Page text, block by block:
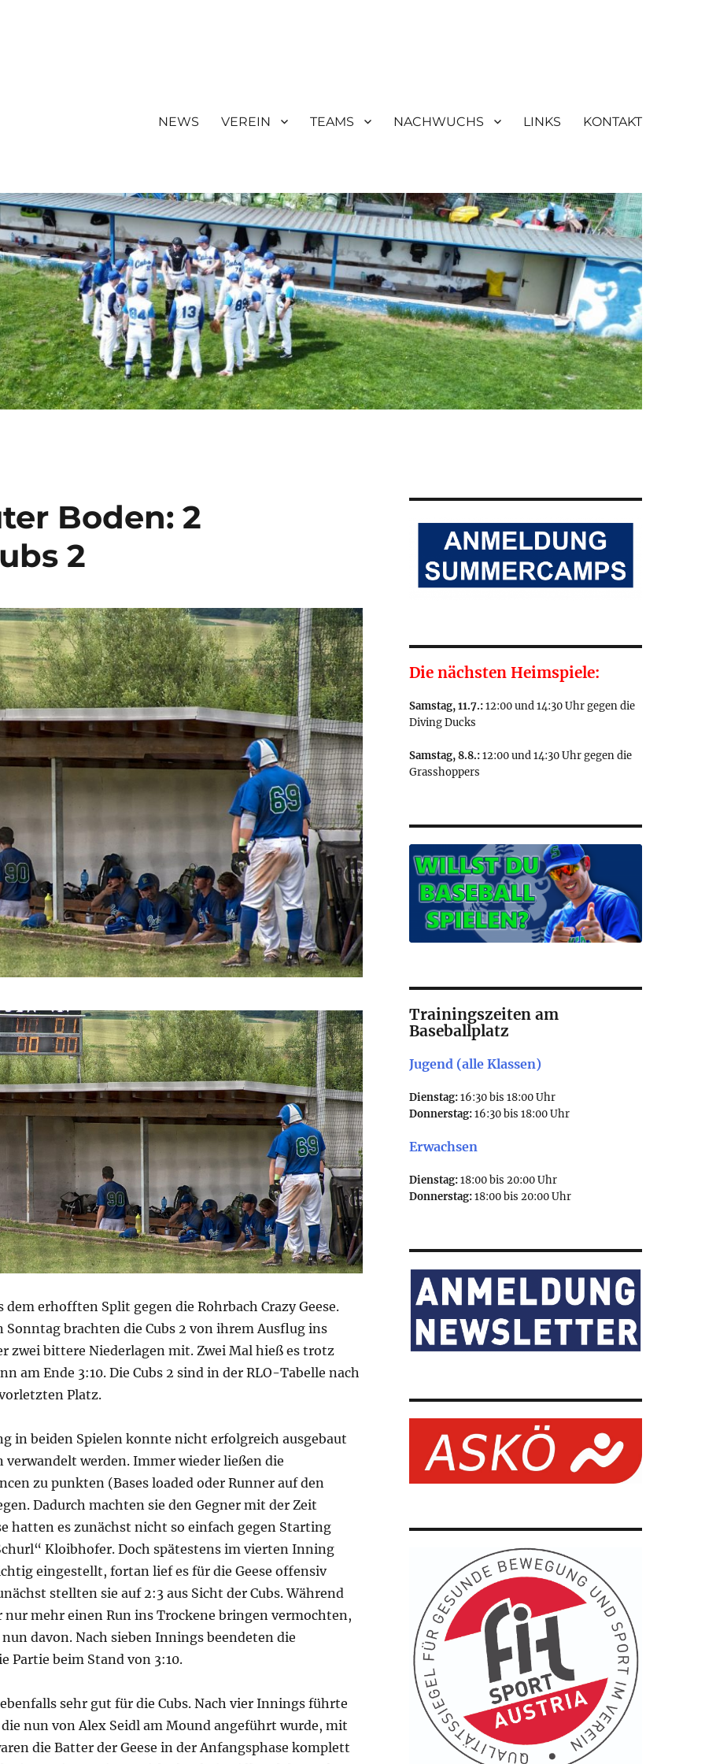
NEWS VEREIN TEAMS NACHWUCHS LINKS KONTAKT
Boden: 2
2
dem erhofften Split gegen die Rohrbach Crazy Geese.
Sonntag brachten die Cubs 2 von ihrem Ausflug ins
zwei bittere Niederlagen mit. Zwei Mal hieß es trotz
am Ende 3:10. Die Cubs 2 sind in der RLO-Tabelle nach
Platz.
in beiden Spielen konnte nicht erfolgreich ausgebaut
verwandelt werden. Immer wieder ließen die
zu punkten (Bases loaded oder Runner auf den
Dadurch machten sie den Gegner mit der Zeit
hatten es zunächst nicht so einfach gegen Starting
Kloibhofer. Doch spätestens im vierten Inning
eingestellt, fortan lief es für die Geese offensiv
stellten sie auf 2:3 aus Sicht der Cubs. Während
nur mehr einen Run ins Trockene bringen vermochten,
nun davon. Nach sieben Innings beendeten die
Partie beim Stand von 3:10.
sehr gut für die Cubs. Nach vier Innings führte
nun von Alex Seidl am Mound angeführt wurde, mit
die Batter der Geese in der Anfangsphase komplett
Die nächsten Heimspiele:
Samstag, 11.7.:12:00 und 14:30 Uhr gegen die
Diving Ducks
Samstag, 8.8.:12:00 und 14:30 Uhr gegen die
Grasshoppers
Trainingszeiten am
Baseballplatz
Jugend (alle Klassen)
Dienstag:16:30 bis 18:00 Uhr
Donnerstag:16:30 bis 18:00 Uhr
Erwachsen
Dienstag:18:00 bis 20:00 Uhr
Donnerstag:18:00 bis 20:00 Uhr